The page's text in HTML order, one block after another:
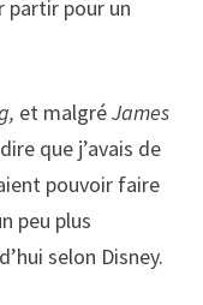
partir pour un
et malgréJames
que j’avais de
pouvoir faire
peu plus
selon Disney.